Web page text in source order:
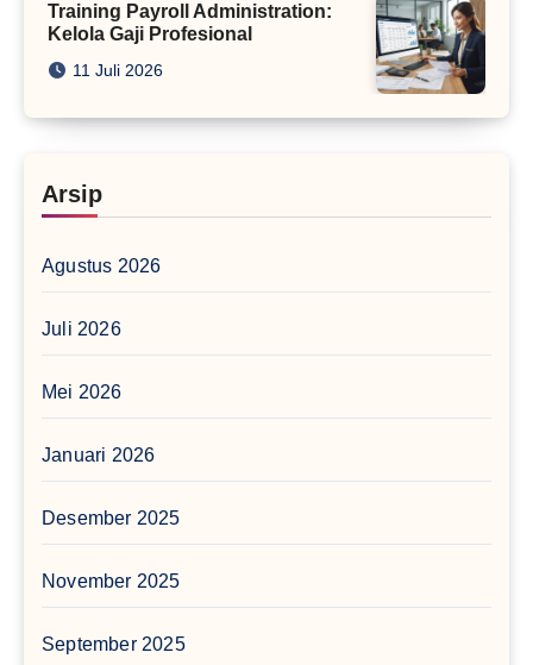
Training Payroll Administration:
Kelola Gaji Profesional
11 Juli 2026
Arsip
Agustus 2026
Juli 2026
Mei 2026
Januari 2026
Desember 2025
November 2025
September 2025